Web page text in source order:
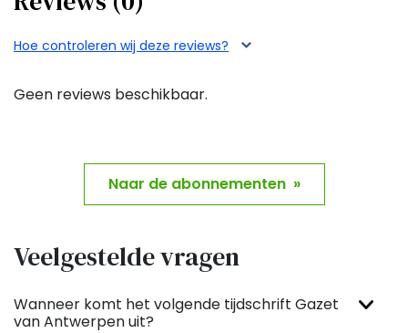
de digitale versie van de Gazet van Antwerpen.
Hoe controleren wij deze reviews?
Geen reviews beschikbaar.
Naar de abonnementen »
Veelgestelde vragen
Wanneer komt het volgende tijdschrift Gazet
van Antwerpen uit?